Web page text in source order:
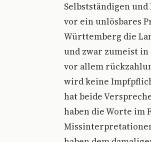
Selbstständigen
vor ein unlösbares
Württemberg die
und zwar zumeist in
vor allem
wird keine
hat beide
haben die Worte im